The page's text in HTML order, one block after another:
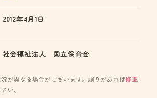
2012年4月1日
社会福祉法人 国立保育会
が異なる場合がございます。誤りがあれば修正
い。